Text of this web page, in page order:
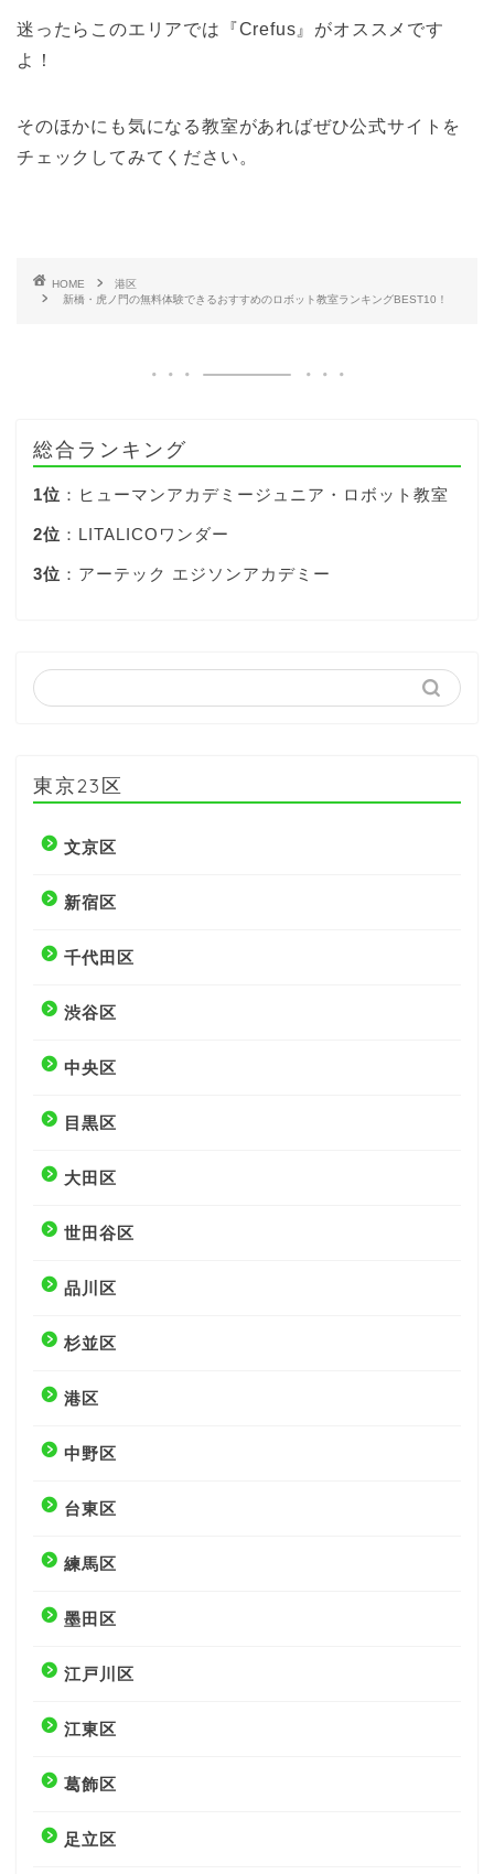
迷ったらこのエリアでは『Crefus』がオススメです
よ！
そのほかにも気になる教室があればぜひ公式サイトを
チェックしてみてください。
HOME
港区
新橋・虎ノ門の無料体験できるおすすめのロボット教室ランキングBEST10！
総合ランキング
1位 ：ヒューマンアカデミージュニア・ロボット教室
2位 ：LITALICOワンダー
3位 ：アーテック エジソンアカデミー
東京23区
文京区
新宿区
千代田区
渋谷区
中央区
目黒区
大田区
世田谷区
品川区
杉並区
港区
中野区
台東区
練馬区
墨田区
江戸川区
江東区
葛飾区
足立区